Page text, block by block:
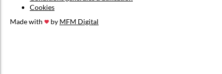
Cookies
Made with
by MFM Digital